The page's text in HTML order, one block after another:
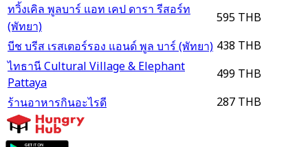
ทวิ้งเคิล พูลบาร์ แอท เคป ดารา รีสอร์ท
(พัทยา)
595 THB
บีช บรีส เรสเตอร์รอง แอนด์ พูล บาร์ (พัทยา) 438 THB
ไทธานี Cultural Village & Elephant
Pattaya
499 THB
ร้านอาหารกินอะไรดี
287 THB